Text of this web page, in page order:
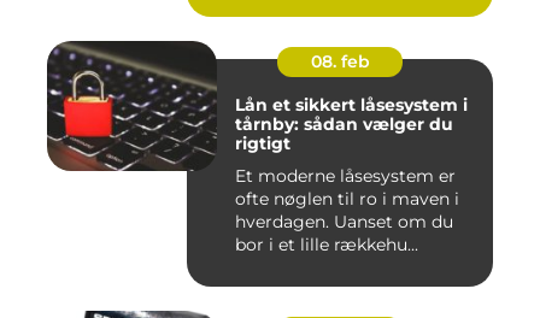
08. feb
Lån et sikkert låsesystem i
tårnby: sådan vælger du
rigtigt
Et moderne låsesystem er
ofte nøglen til ro i maven i
hverdagen. Uanset om du
bor i et lille rækkehu...